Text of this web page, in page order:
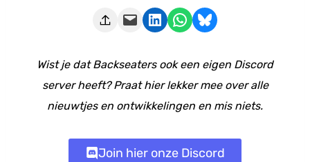
Deze pagina e-mailen Delen op LinkedIn Delen via WhatsApp Share on Bluesky
Wist je dat Backseaters ook een eigen Discord
server heeft? Praat hier lekker mee over alle
nieuwtjes en ontwikkelingen en mis niets.
Join hier onze Discord